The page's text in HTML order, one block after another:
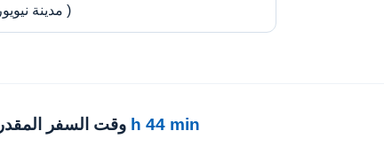
· وقت السفر المقدر 10 h 44 min